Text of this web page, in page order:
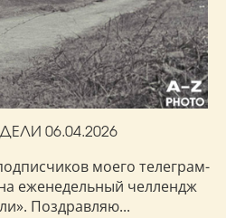
06.04.2026
моего телеграм-
еженедельный челлендж
Поздравляю...